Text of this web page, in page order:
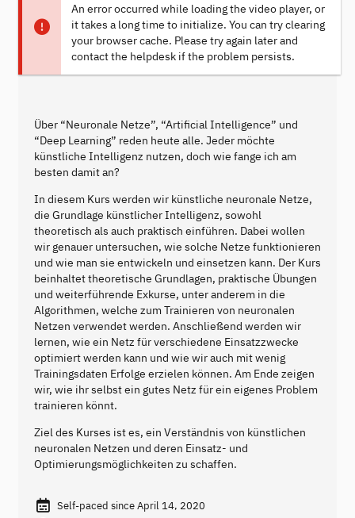
An error occurred while loading the video player, or
it takes a long time to initialize. You can try clearing
your browser cache. Please try again later and
contact the helpdesk if the problem persists.
Über “Neuronale Netze”, “Artificial Intelligence” und
“Deep Learning” reden heute alle. Jeder möchte
künstliche Intelligenz nutzen, doch wie fange ich am
besten damit an?
In diesem Kurs werden wir künstliche neuronale Netze,
die Grundlage künstlicher Intelligenz, sowohl
theoretisch als auch praktisch einführen. Dabei wollen
wir genauer untersuchen, wie solche Netze funktionieren
und wie man sie entwickeln und einsetzen kann. Der Kurs
beinhaltet theoretische Grundlagen, praktische Übungen
und weiterführende Exkurse, unter anderem in die
Algorithmen, welche zum Trainieren von neuronalen
Netzen verwendet werden. Anschließend werden wir
lernen, wie ein Netz für verschiedene Einsatzzwecke
optimiert werden kann und wie wir auch mit wenig
Trainingsdaten Erfolge erzielen können. Am Ende zeigen
wir, wie ihr selbst ein gutes Netz für ein eigenes Problem
trainieren könnt.
Ziel des Kurses ist es, ein Verständnis von künstlichen
neuronalen Netzen und deren Einsatz- und
Optimierungsmöglichkeiten zu schaffen.
Self-paced since April 14, 2020